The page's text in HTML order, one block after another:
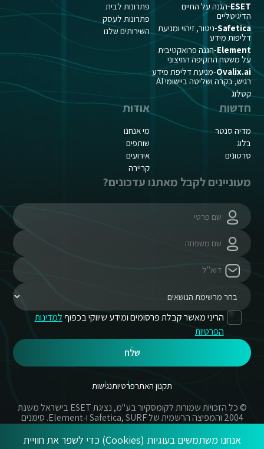
אנחנו משתמשים בעוגיות (Cookies) כדי לשפר את חוויית
ESET-הגנה על החיים
הדיגיטליים
Safetica-ניטור, זיהוי ומניעת
דליפות מידע
Element-הגנה פרואקטיבית
על משטח התקיפה החיצוני
Ovalix.ai-מניעת דליפת מידע
רגיש, בקרה ושליטה ביישומי AI
קטלוג
פתרונות לבית
פתרונות לעסק
השירותים שלנו
חדשות
מדיה סנטר
בלוג
סרטונים
אודות
מי אנחנו
שותפים
אירועים
קריירה
מעוניינים לקבל מאתנו עדכונים?
הריני מאשר קבלת פרסומים ומידע שיווקי בכפוףלמדינות
הפרטיות
שלח
תקנון האתרפרטיותנגישות
© כל הזכויות שמורות לקומסקיור בע"מ, נציגת ESET בישראל משנת
2004 והמפיצה הרשמית של Safetica, SURF ו-Element. סימנים
מסחריים אשר בשימוש באתר זה הינם סימנים מסחריים או מותגים
רשומים של החברות הרשומות.